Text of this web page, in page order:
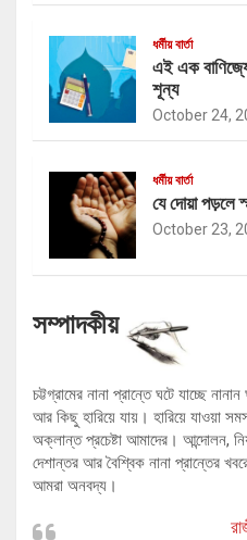
ধর্মীয় বার্তা
এই এক
শূন্য
October 24,
ধর্মীয় বার্তা
যে দোয়া পড়লে
October 23,
সম্পাদকীয়
চট্টগ্রামের নানা প্রান্তে ঘটে যাচ্ছে
আর কিছু হারিয়ে যায়। হারিয়ে যাওয়া
অক্লান্ত প্রচেষ্টা আমাদের। আন্দোলন,
দেশান্তর আর বৈশ্বিক নানা প্রান্তের
আমরা অনবদ্য।